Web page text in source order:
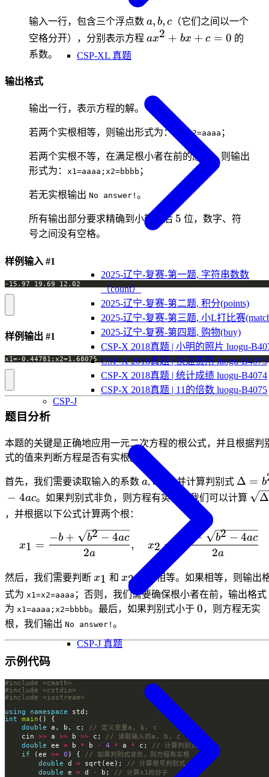
CSP-XL 真题
2025-辽宁-复赛-第一题, 字符串数数
（count）
2025-辽宁-复赛-第二题, 积分(points)
2025-辽宁-复赛-第三题, 小L打比赛
2025-辽宁-复赛-第四题, 购物(buy)
CSP-X 2018真题 | 小明的照片 luogu-
CSP-X 2018真题 | 快递费用 luogu-B4073
CSP-X 2018真题 | 统计成绩 luogu-B4074
CSP-X 2018真题 | 11的倍数 luogu-B4075
CSP-J
CSP-J 真题
输入一行，包含三个浮点数 a,b,c
a, b, c （它们之间以一个
空格分开），分别表示方程 ax^2+bx+c=0
ax2 + bx + c = 0 的
系数。
输出格式
输出一行，表示方程的解。
若两个实根相等，则输出形式为： x1=x2=aaaa ；
若两个实根不等，在满足根小者在前的原则，则输出
形式为： x1=aaaa;x2=bbbb ；
若无实根输出 No answer! 。
所有输出部分要求精确到小数点后 5
5 位，数字、符
号之间没有空格。
样例输入 #1
样例输出 #1
题目分析
本题的关键是正确地应用一元二次方程的根公式，并且根据判
式的值来判断方程是否有实根。
首先，我们需要读取输入的系数 a
a,bb ，并计算判别式 \Delta
= b^2
Δ = b
− 4ac。如果判别式非负，则方程有实根，我们可以计算 Δ
，并根据以下公式计算两个根：
x_1 = \frac{-b +
x1 =
2a
−b + b2 − 4ac
, x2 =
2a
− − b2 − 4ac
然后，我们需要判断 x_1
x1 和 x_2
x2是否相等。如果相等，则输出
式为 x1=x2=aaaa ；否则，我们需要确保根小者在前，输出格式
为 x1=aaaa;x2=bbbb。最后，如果判别式小于 0
0，则方程无实
根，我们输出 No answer! 。
示例代码
#include
<cmath>
#include
<cstdio>
#include
<iostream>
using
namespace
int
main
double a, b, c;
    cin
>> a >> b >> c;
double ee = b * b - 4 * a * c;
if (ee >= 0 ) {
double d = sqrt(ee);
double e = d - b;